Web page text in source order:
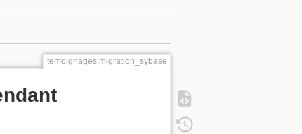
temoignages:migration_sybase